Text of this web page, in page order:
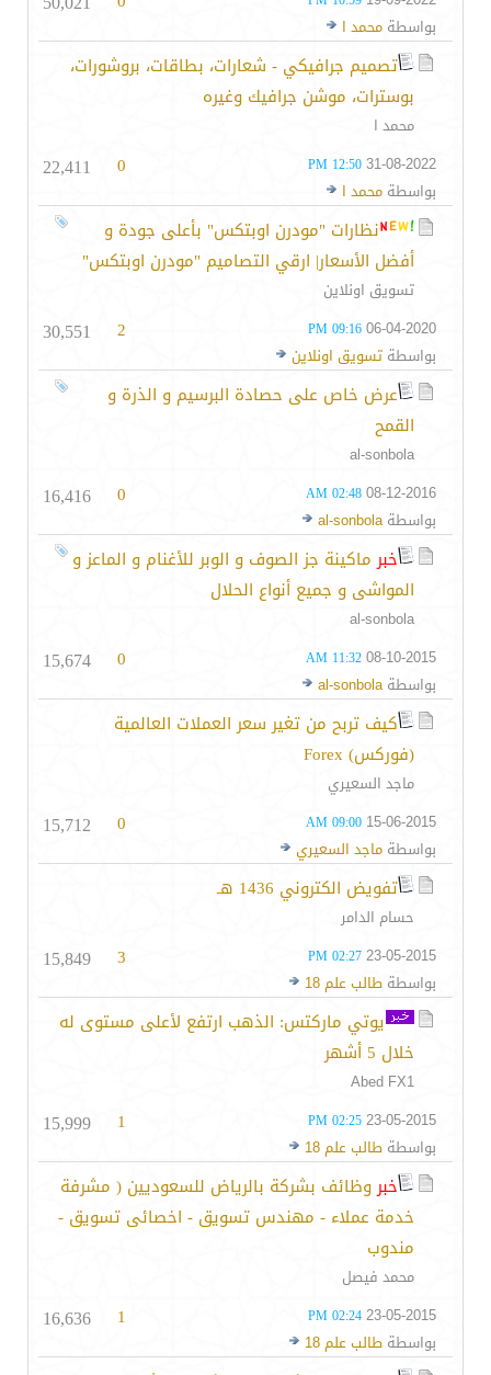
بواسطة محمد ا
تصميم جرافيكي - شعارات، بطاقات، بروشورات،
بوسترات، موشن جرافيك وغيره
محمد ا
31-08-2022
12:50 PM
بواسطة محمد ا
0
22,411
نظارات "مودرن اوبتكس" بأعلى جودة و
أفضل الأسعار| ارقي التصاميم "مودرن اوبتكس"
تسويق اونلاين
06-04-2020
09:16 PM
بواسطة تسويق اونلاين
2
30,551
عرض خاص على حصادة البرسيم و الذرة و
القمح
al-sonbola
08-12-2016
02:48 AM
بواسطةal-sonbola
0
16,416
خبر ماكينة جز الصوف و الوبر للأغنام و الماعز و
المواشى و جميع أنواع الحلال
al-sonbola
08-10-2015
11:32 AM
بواسطةal-sonbola
0
15,674
كيف تربح من تغير سعر العملات العالمية
(فوركس) Forex
ماجد السعيري
15-06-2015
09:00 AM
بواسطة ماجد السعيري
0
15,712
تفويض الكتروني 1436 هـ
حسام الدامر
23-05-2015
02:27 PM
بواسطة طالب علم 18
3
15,849
يوتي ماركتس: الذهب ارتفع لأعلى مستوى له
خلال 5 أشهر
Abed FX1
23-05-2015
02:25 PM
بواسطة طالب علم 18
1
15,999
خبروظائف بشركة بالرياض للسعوديين ( مشرفة
خدمة عملاء - مهندس تسويق - اخصائى تسويق -
مندوب
محمد فيصل
23-05-2015
02:24 PM
بواسطة طالب علم 18
1
16,636